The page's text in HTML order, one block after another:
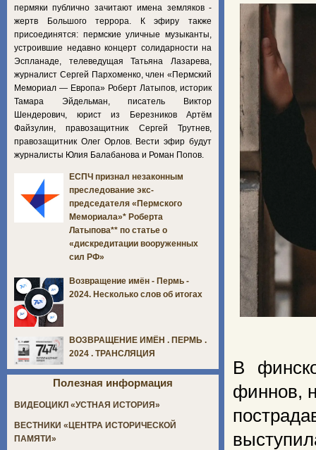
В
финнов,
пермяки публично зачитают имена земляков -
жертв Большого террора. К эфиру также
присоединятся: пермские уличные музыканты,
устроившие недавно концерт солидарности на
Эспланаде, телеведущая Татьяна Лазарева,
журналист Сергей Пархоменко, член «Пермский
Мемориал — Европа» Роберт Латыпов, историк
Тамара Эйдельман, писатель Виктор
Шендерович, юрист из Березников Артём
Файзулин, правозащитник Сергей Трутнев,
правозащитник Олег Орлов. Вести эфир будут
журналисты Юлия Балабанова и Роман Попов.
ЕСПЧ признал незаконным
преследование экс-
председателя «Пермского
Мемориала»* Роберта
Латыпова** по статье о
«дискредитации вооруженных
сил РФ»
Возвращение имён - Пермь -
2024. Несколько слов об итогах
ВОЗВРАЩЕНИЕ ИМЁН . ПЕРМЬ .
2024 . ТРАНСЛЯЦИЯ
Полезная информация
ВИДЕОЦИКЛ «УСТНАЯ ИСТОРИЯ»
ВЕСТНИКИ «ЦЕНТРА ИСТОРИЧЕСКОЙ
ПАМЯТИ»